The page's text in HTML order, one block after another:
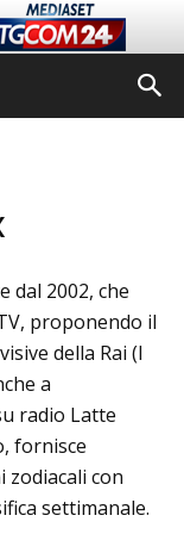
dal 2002, che
proponendo il
della Rai (I
a
radio Latte
fornisce
zodiacali con
settimanale.